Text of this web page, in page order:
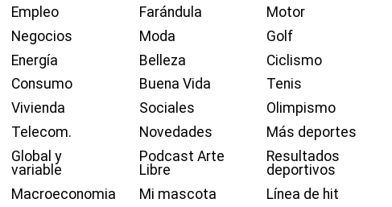
Empleo
Negocios
Energía
Consumo
Vivienda
Telecom.
Global y
variable
Macroeconomia
Farándula
Moda
Belleza
Buena Vida
Sociales
Novedades
Podcast Arte
Libre
Mi mascota
Motor
Golf
Ciclismo
Tenis
Olimpismo
Más deportes
Resultados
deportivos
Línea de hit